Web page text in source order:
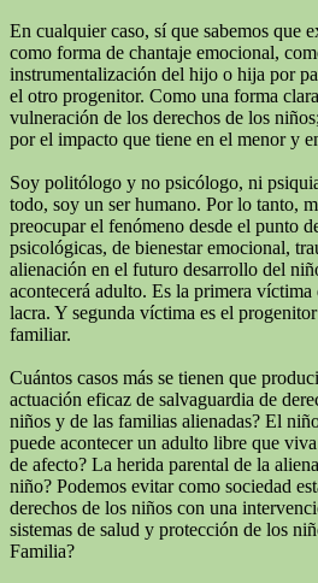
En cualquier caso, sí que sabemos que
como forma de chantaje emocional,
instrumentalización del hijo o hija por
el otro progenitor. Como una forma
vulneración de los derechos de los
por el impacto que tiene en el menor y
Soy politólogo y no psicólogo, ni
todo, soy un ser humano. Por lo tanto,
preocupar el fenómeno desde el punto
psicológicas, de bienestar emocional,
alienación en el futuro desarrollo del
acontecerá adulto. Es la primera víctima
lacra. Y segunda víctima es el
familiar.
Cuántos casos más se tienen que
actuación eficaz de salvaguardia de
niños y de las familias alienadas? El
puede acontecer un adulto libre que
de afecto? La herida parental de la
niño? Podemos evitar como sociedad
derechos de los niños con una
sistemas de salud y protección de los
Familia?